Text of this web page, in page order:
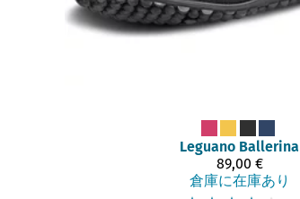
Leguano Ballerina
89,00 €
倉庫に在庫あり